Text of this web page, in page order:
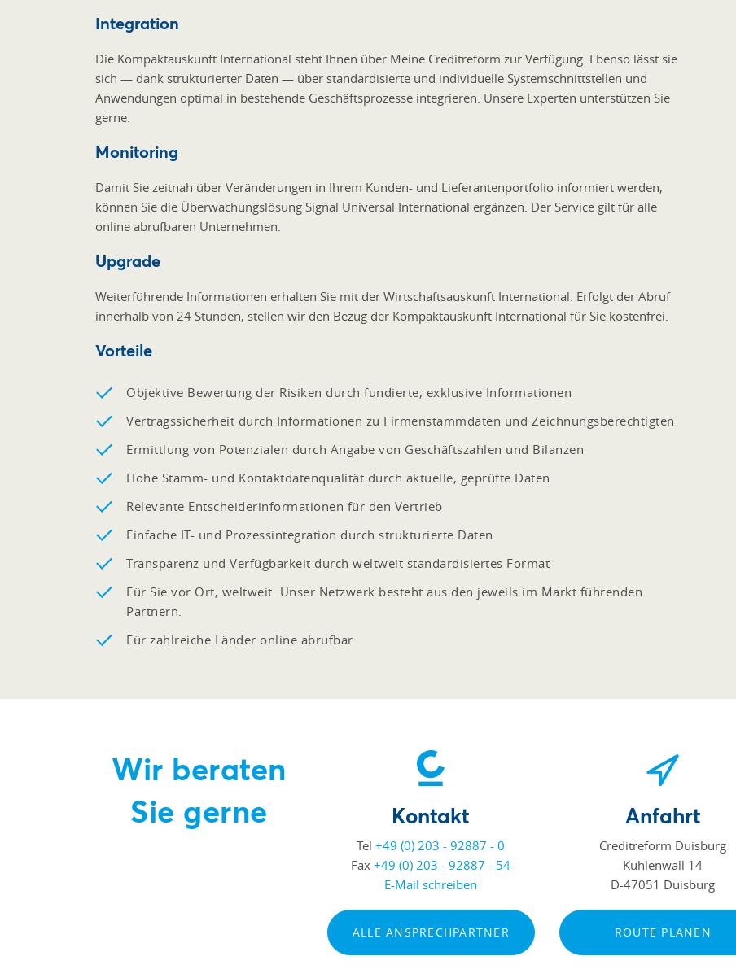
Integration
Die Kompaktauskunft International steht Ihnen über Meine Creditreform zur Verfügung. Ebenso lässt sie
sich — dank strukturierter Daten — über standardisierte und individuelle Systemschnittstellen und
Anwendungen optimal in bestehende Geschäftsprozesse integrieren. Unsere Experten unterstützen Sie
gerne.
Monitoring
Damit Sie zeitnah über Veränderungen in Ihrem Kunden- und Lieferantenportfolio informiert werden,
können Sie die Überwachungslösung Signal Universal International ergänzen. Der Service gilt für alle
online abrufbaren Unternehmen.
Upgrade
Weiterführende Informationen erhalten Sie mit der Wirtschaftsauskunft International. Erfolgt der Abruf
innerhalb von 24 Stunden, stellen wir den Bezug der Kompaktauskunft International für Sie kostenfrei.
Vorteile
Objektive Bewertung der Risiken durch fundierte, exklusive Informationen
Vertragssicherheit durch Informationen zu Firmenstammdaten und Zeichnungsberechtigten
Ermittlung von Potenzialen durch Angabe von Geschäftszahlen und Bilanzen
Hohe Stamm- und Kontaktdatenqualität durch aktuelle, geprüfte Daten
Relevante Entscheiderinformationen für den Vertrieb
Einfache IT- und Prozessintegration durch strukturierte Daten
Transparenz und Verfügbarkeit durch weltweit standardisiertes Format
Für Sie vor Ort, weltweit. Unser Netzwerk besteht aus den jeweils im Markt führenden
Partnern.
Für zahlreiche Länder online abrufbar
Wir beraten
Sie gerne
Kontakt
Tel+49 (0) 203 - 92887 - 0
Fax+49 (0) 203 - 92887 - 54
E-Mail schreiben
ALLE ANSPRECHPARTNER
Anfahrt
Creditreform Duisburg
Kuhlenwall 14
D-47051 Duisburg
ROUTE PLANEN